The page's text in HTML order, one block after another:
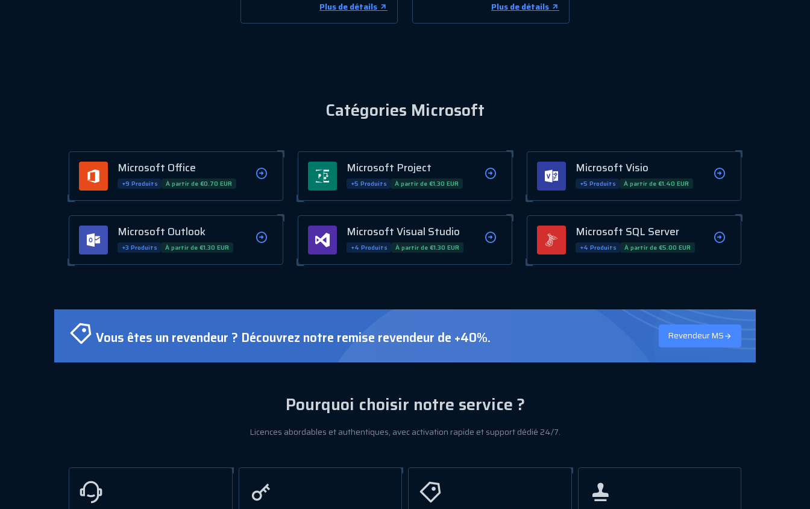
Plus de détails Plus de détails
Catégories Microsoft
Microsoft Office
+9 Produits À partir de €0.70 EUR
Microsoft Project
+5 Produits À partir de €1.30 EUR
Microsoft Visio
+5 Produits À partir de €1.40 EUR
Microsoft Outlook
+3 Produits À partir de €1.30 EUR
Microsoft Visual Studio
+4 Produits À partir de €1.30 EUR
Microsoft SQL Server
+4 Produits À partir de €5.00 EUR
Vous êtes un revendeur ? Découvrez notre remise revendeur de +40%. Revendeur MS
Pourquoi choisir notre service ?
Licences abordables et authentiques, avec activation rapide et support dédié 24/7.